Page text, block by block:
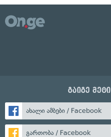
გაიგე
ახალი ამბები / Facebook
გართობა / Facebook